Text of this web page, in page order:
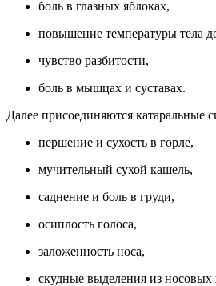
боль в глазных яблоках,
повышение температуры тела
чувство разбитости,
боль в мышцах и суставах.
Далее присоединяются катаральные
першение и сухость в горле,
мучительный сухой кашель,
саднение и боль в груди,
осиплость голоса,
заложенность носа,
скудные выделения из носовых